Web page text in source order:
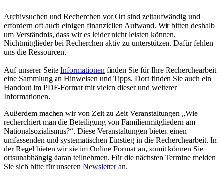
Archivsuchen und Recherchen vor Ort sind zeitaufwändig und
erfordern oft auch einigen finanziellen Aufwand. Wir bitten deshalb
um Verständnis, dass wir es leider nicht leisten können,
Nichtmitglieder bei Recherchen aktiv zu unterstützen. Dafür fehlen
uns die Ressourcen.
Auf unserer Seite Informationen finden Sie für Ihre Recherchearbeit
eine Sammlung an Hinweisen und Tipps. Dort finden Sie auch ein
Handout im PDF-Format mit vielen dieser und weiterer
Informationen.
Außerdem machen wir von Zeit zu Zeit Veranstaltungen „Wie
recherchiert man die Beteiligung von Familien­mitgliedern am
National­sozialismus?“. Diese Veranstaltungen bieten einen
umfassenden und systematischen Einstieg in die Recherchearbeit. In
der Regel bieten wir sie im Online-Format an, somit können Sie
ortsunabhängig daran teilnehmen. Für die nächsten Termine melden
Sie sich bitte für unseren Newsletteran.